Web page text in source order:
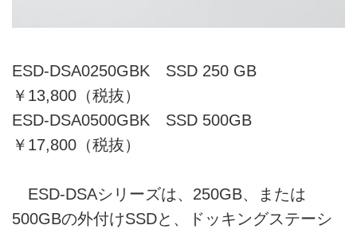
ESD-DSA0250GBK SSD 250 GB
￥13,800（税抜）
ESD-DSA0500GBK SSD 500GB
￥17,800（税抜）
ESD-DSAシリーズは、250GB、または
500GBの外付けSSDと、ドッキングステーシ